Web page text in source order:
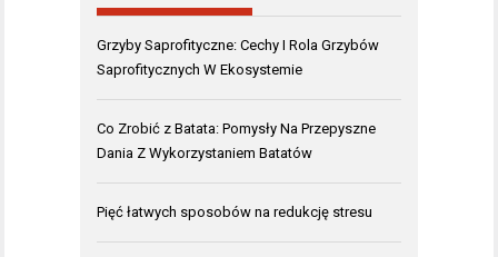
Grzyby Saprofityczne: Cechy I Rola Grzybów
Saprofitycznych W Ekosystemie
Co Zrobić z Batata: Pomysły Na Przepyszne
Dania Z Wykorzystaniem Batatów
Pięć łatwych sposobów na redukcję stresu